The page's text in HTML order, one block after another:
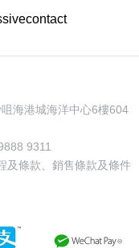
海港城海洋中心6樓604
9311
及條款
銷售條款及條件